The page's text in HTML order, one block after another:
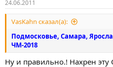
24.06.2011
VasKahn сказал(а):
Подмосковье, Самара,
ЧМ-2018
Ну и правильно.! Нахрен эту